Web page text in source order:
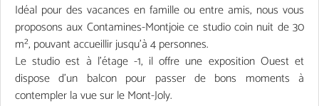
Idéal pour des vacances en famille ou entre amis, nous vous
proposons aux Contamines-Montjoie ce studio coin nuit de 30
m², pouvant accueillir jusqu'à 4 personnes.
Le studio est à l’étage -1, il offre une exposition Ouest et
dispose d’un balcon pour passer de bons moments à
contempler la vue sur le Mont-Joly.